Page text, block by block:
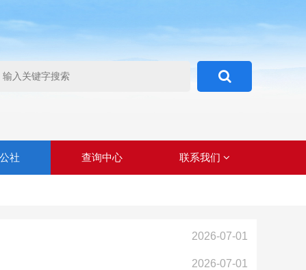
社 查询中心 联系我们
2026-07-01
2026-07-01